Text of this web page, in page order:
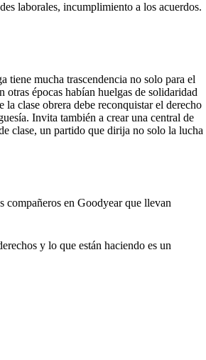
laborales, incumplimiento a los acuerdos.
tiene mucha trascendencia no solo para el
épocas habían huelgas de solidaridad
clase obrera debe reconquistar el derecho
Invita también a crear una central de
clase, un partido que dirija no solo la lucha
compañeros en Goodyear que llevan
y lo que están haciendo es un